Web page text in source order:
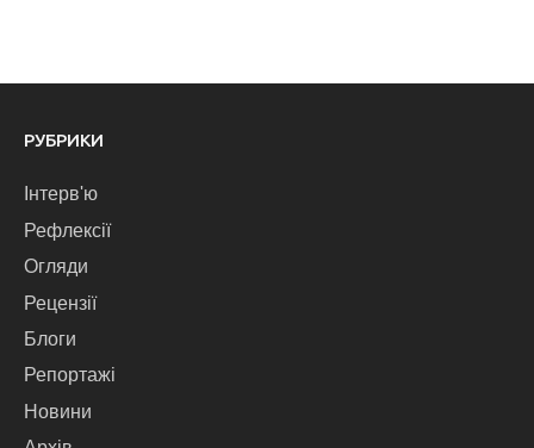
РУБРИКИ
Інтерв'ю
Рефлексії
Огляди
Рецензії
Блоги
Репортажі
Новини